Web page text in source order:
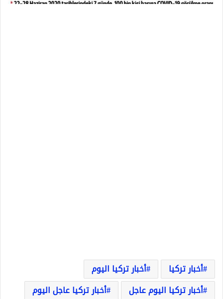
أخبار تركيا
أخبار تركيا اليوم
أخبار تركيا اليوم عاجل
أخبار تركيا عاجل اليوم